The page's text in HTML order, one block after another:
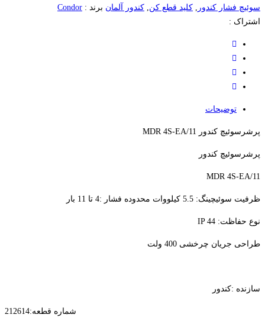
سوئیچ فشار کندور , کلید قطع کن, کندور آلمان برند : Condor
اشتراک :
توضیحات
پرشرسوئیچ کندور MDR 4S-EA/11
پرشرسوئیچ کندور
MDR 4S-EA/11
ظرفیت سوئیچینگ: 5.5 کیلووات محدوده فشار :4 تا 11 بار
نوع حفاظت: IP 44
طراحی جریان چرخشی 400 ولت
سازنده :‎کندور
شماره قطعه:‎212614